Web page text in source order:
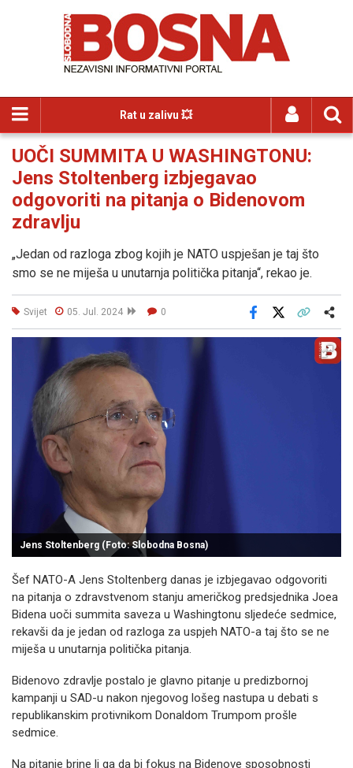
Rat u zalivu 💥
UOČI SUMMITA U WASHINGTONU:
Jens Stoltenberg izbjegavao
odgovoriti na pitanja o Bidenovom
zdravlju
„Jedan od razloga zbog kojih je NATO uspješan je taj što
smo se ne miješa u unutarnja politička pitanja“, rekao je.
Svijet 05. Jul. 2024 0
Facebook
Jens Stoltenberg (Foto: Slobodna Bosna)
Šef NATO-A Jens Stoltenberg danas je izbjegavao odgovoriti
na pitanja o zdravstvenom stanju američkog predsjednika Joea
Bidena uoči summita saveza u Washingtonu sljedeće sedmice,
rekavši da je jedan od razloga za uspjeh NATO-a taj što se ne
miješa u unutarnja politička pitanja.
Bidenovo zdravlje postalo je glavno pitanje u predizbornoj
kampanji u SAD-u nakon njegovog lošeg nastupa u debati s
republikanskim protivnikom Donaldom Trumpom prošle
sedmice.
Na pitanje brine li ga da bi fokus na Bidenove sposobnosti